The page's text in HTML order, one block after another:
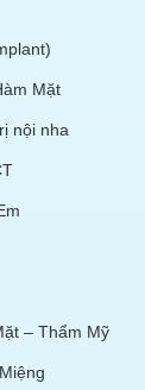
Mặt
nội nha
– Thẩm Mỹ